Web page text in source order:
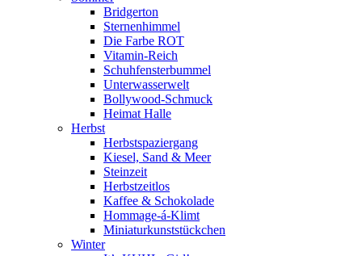
Bridgerton
Sternenhimmel
Die Farbe ROT
Vitamin-Reich
Schuhfensterbummel
Unterwasserwelt
Bollywood-Schmuck
Heimat Halle
Herbst
Herbstspaziergang
Kiesel, Sand & Meer
Steinzeit
Herbstzeitlos
Kaffee & Schokolade
Hommage-á-Klimt
Miniaturkunststückchen
Winter